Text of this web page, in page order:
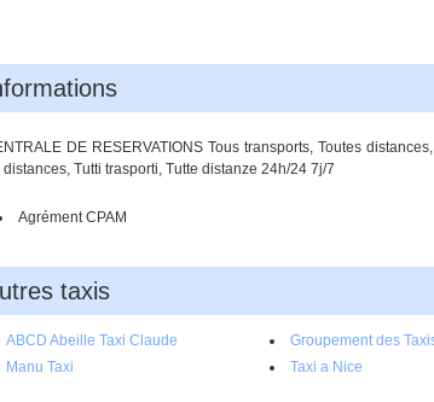
DE RESERVATIONS Tous transports, Toutes
distances, Tutti trasporti, Tutte distanze 24h/24 7j/7
Agrément CPAM
taxis
ABCD Abeille Taxi Claude Groupement des
Manu Taxi
Taxi a Nice